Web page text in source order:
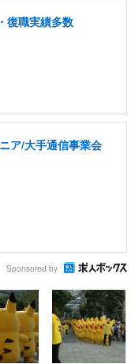
復職実績多数
ア/大手通信事業会
Sponsored by